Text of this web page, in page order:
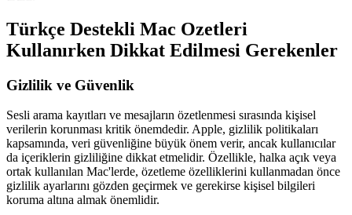
Türkçe Destekli Mac Ozetleri
Kullanırken Dikkat Edilmesi Gerekenler
Gizlilik ve Güvenlik
Sesli arama kayıtları ve mesajların özetlenmesi sırasında kişisel
verilerin korunması kritik önemdedir. Apple, gizlilik politikaları
kapsamında, veri güvenliğine büyük önem verir, ancak kullanıcılar
da içeriklerin gizliliğine dikkat etmelidir. Özellikle, halka açık veya
ortak kullanılan Mac'lerde, özetleme özelliklerini kullanmadan önce
gizlilik ayarlarını gözden geçirmek ve gerekirse kişisel bilgileri
koruma altına almak önemlidir.